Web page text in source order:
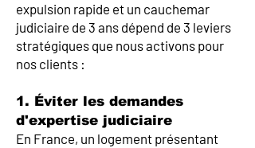
expulsion rapide et un cauchemar
judiciaire de 3 ans dépend de 3 leviers
stratégiques que nous activons pour
nos clients :
1. Éviter les demandes
d'expertise judiciaire
En France, un logement présentant